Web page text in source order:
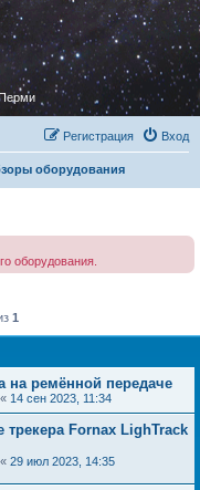
Вход
Регистрация
оборудования
оборудования.
1
на ремённой передаче
« 14 сен 2023, 11:34
Fornax LighTrack
« 29 июл 2023, 14:35